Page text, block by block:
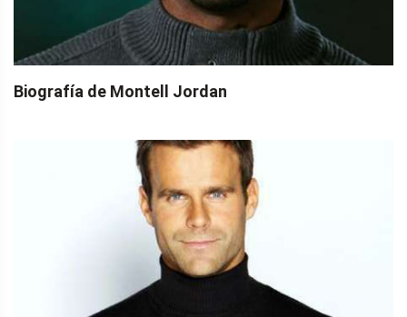
Biografía de Montell Jordan